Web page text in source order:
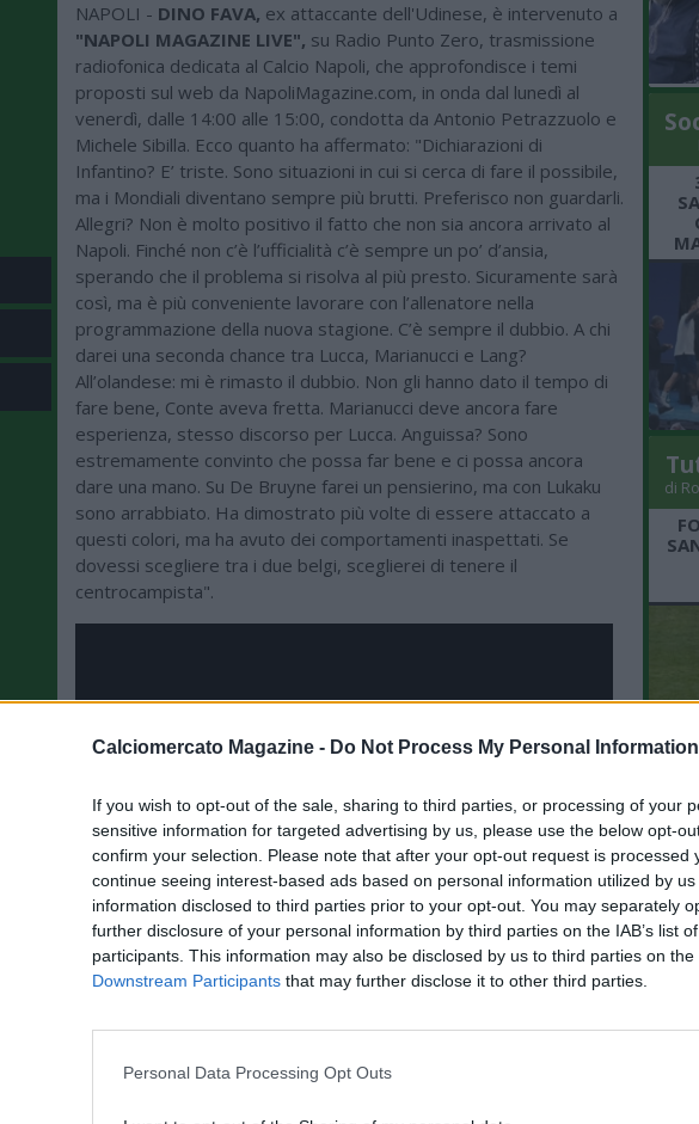
Calciomercato Magazine - Do Not Process My Personal Information
If you wish to opt-out of the sale, sharing to third parties, or processing of your
sensitive information for targeted advertising by us, please use the below opt-
confirm your selection. Please note that after your opt-out request is processed
continue seeing interest-based ads based on personal information utilized by
information disclosed to third parties prior to your opt-out. You may separately
further disclosure of your personal information by third parties on the IAB’s list
participants. This information may also be disclosed by us to third parties on the
Downstream Participants that may further disclose it to other third parties.
Personal Data Processing Opt Outs
NAPOLI - DINO FAVA, ex attaccante dell'Udinese, è intervenuto a
"NAPOLI MAGAZINE LIVE", su Radio Punto Zero, trasmissione
radiofonica dedicata al Calcio Napoli, che approfondisce i temi
proposti sul web da NapoliMagazine.com, in onda dal lunedì al
venerdì, dalle 14:00 alle 15:00, condotta da Antonio Petrazzuolo e
Michele Sibilla. Ecco quanto ha affermato: "Dichiarazioni di
Infantino? E’ triste. Sono situazioni in cui si cerca di fare il possibile,
ma i Mondiali diventano sempre più brutti. Preferisco non guardarli.
Allegri? Non è molto positivo il fatto che non sia ancora arrivato al
Napoli. Finché non c’è l’ufficialità c’è sempre un po’ d’ansia,
sperando che il problema si risolva al più presto. Sicuramente sarà
così, ma è più conveniente lavorare con l’allenatore nella
programmazione della nuova stagione. C’è sempre il dubbio. A chi
darei una seconda chance tra Lucca, Marianucci e Lang?
All’olandese: mi è rimasto il dubbio. Non gli hanno dato il tempo di
fare bene, Conte aveva fretta. Marianucci deve ancora fare
esperienza, stesso discorso per Lucca. Anguissa? Sono
estremamente convinto che possa far bene e ci possa ancora
dare una mano. Su De Bruyne farei un pensierino, ma con Lukaku
sono arrabbiato. Ha dimostrato più volte di essere attaccato a
questi colori, ma ha avuto dei comportamenti inaspettati. Se
dovessi scegliere tra i due belgi, sceglierei di tenere il
centrocampista".
di
del